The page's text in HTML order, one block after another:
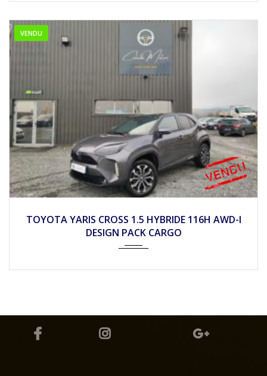
VENDU
TOYOTA YARIS CROSS 1.5 HYBRIDE 116H AWD-I
DESIGN PACK CARGO